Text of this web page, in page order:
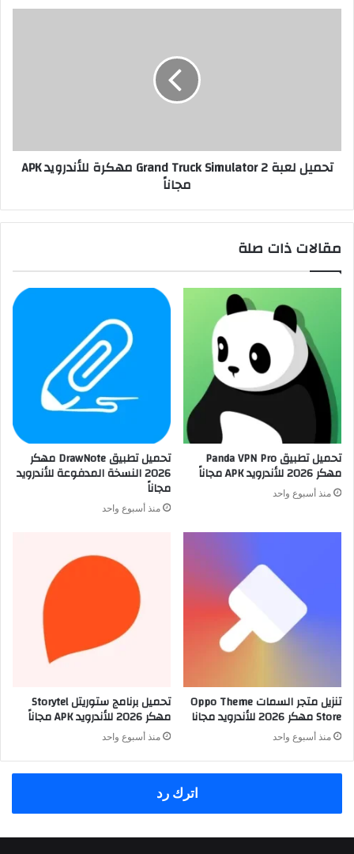
تحميل لعبة Grand Truck Simulator 2 مهكرة للأندرويد APK
مجاناً
مقالات ذات صلة
تحميل تطبيق Panda VPN Pro
مهكر 2026 للأندرويد APK مجاناً
منذ أسبوع واحد
تحميل تطبيق DrawNote مهكر
2026 النسخة المدفوعة للأندرويد
مجاناً
منذ أسبوع واحد
تنزيل متجر السمات Oppo Theme
Store مهكر 2026 للأندرويد مجانا
منذ أسبوع واحد
تحميل برنامج ستوريتل Storytel
مهكر 2026 للأندرويد APK مجاناً
منذ أسبوع واحد
اترك رد